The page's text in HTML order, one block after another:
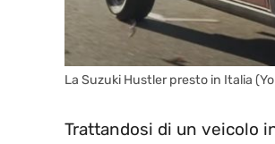
La Suzuki Hustler presto in Italia
Trattandosi di un veicolo